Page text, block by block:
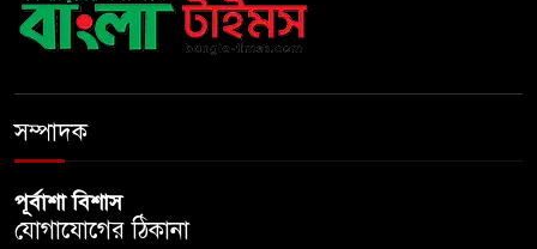
আয়োজন করলেন প্রতিমন্ত্রী টুকু
সম্পাদক
পূর্বাশা বিশাস
যোগাযোগের ঠিকানা